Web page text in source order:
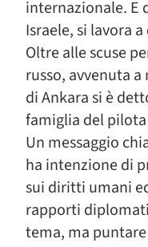
internazionale. E
Israele, si lavora
Oltre alle scuse
russo, avvenuta
di Ankara si è
famiglia del
Un messaggio
ha intenzione di
sui diritti umani
rapporti
tema, ma